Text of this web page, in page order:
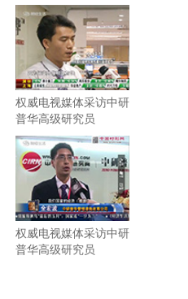
权威电视媒体采访中研
普华高级研究员
权威电视媒体采访中研
普华高级研究员